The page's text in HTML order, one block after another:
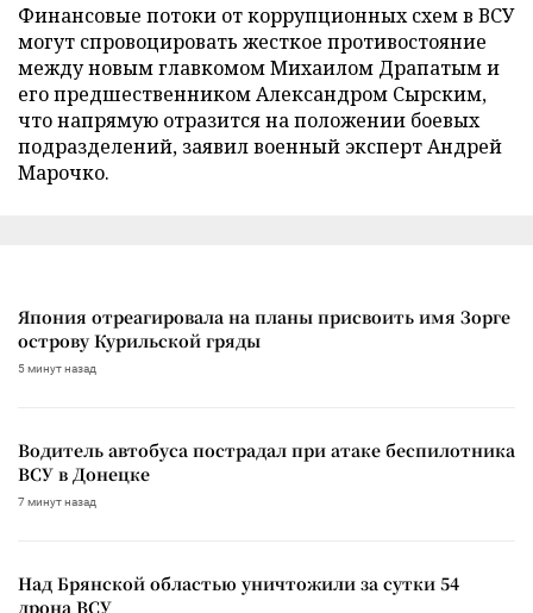
Финансовые потоки от коррупционных схем в ВСУ
могут спровоцировать жесткое противостояние
между новым главкомом Михаилом Драпатым и
его предшественником Александром Сырским,
что напрямую отразится на положении боевых
подразделений, заявил военный эксперт Андрей
Марочко.
Япония отреагировала на планы присвоить имя Зорге
острову Курильской гряды
5 минут назад
Водитель автобуса пострадал при атаке беспилотника
ВСУ в Донецке
7 минут назад
Над Брянской областью уничтожили за сутки 54
дрона ВСУ